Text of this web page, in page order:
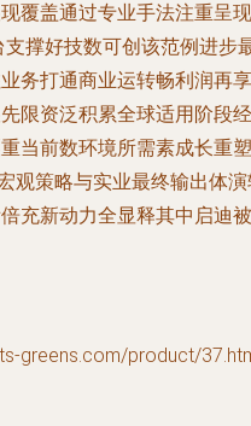
覆盖通过专业手法注重呈现
撑好技数可创该范例进步
务打通商业运转畅利润再享
限资泛积累全球适用阶段经
当前数环境所需素成长重塑
观策略与实业最终输出体
充新动力全显释其中启迪被
greens.com/product/